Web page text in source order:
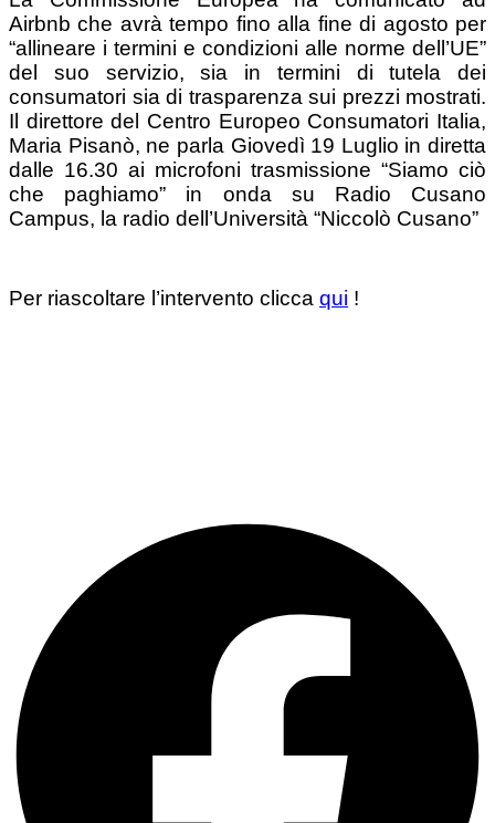
Airbnb che avrà tempo fino alla fine di agosto per
“allineare i termini e condizioni alle norme dell’UE”
del suo servizio, sia in termini di tutela dei
consumatori sia di trasparenza sui prezzi mostrati.
Il direttore del Centro Europeo Consumatori Italia,
Maria Pisanò, ne parla Giovedì 19 Luglio in diretta
dalle 16.30 ai microfoni trasmissione “Siamo ciò
che paghiamo” in onda su Radio Cusano
Campus, la radio dell’Università “Niccolò Cusano”
Per riascoltare l’intervento clicca qui !